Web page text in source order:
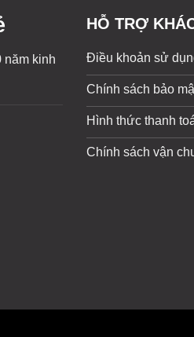
năm kinh
HỖ TRỢ
Điều khoản sử
Chính sách bảo
Hình thức thanh
Chính sách vận